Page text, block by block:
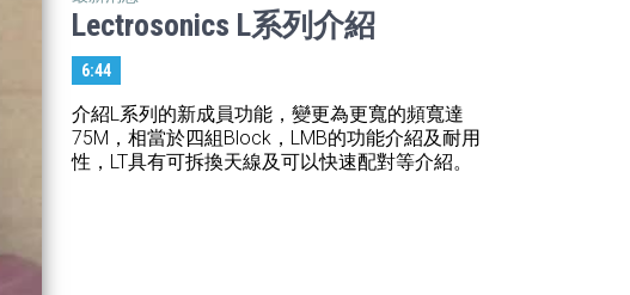
Lectrosonics L系列介紹
6:44
介紹L系列的新成員功能，變更為更寬的頻寬達
75M，相當於四組Block，LMB的功能介紹及耐用
性，LT具有可拆換天線及可以快速配對等介紹。